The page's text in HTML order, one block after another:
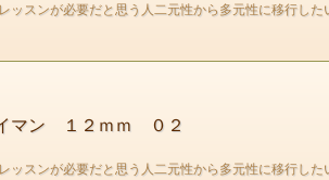
もうひとつグラウンディングや
ッスンが必要だと思う人二元性から多元性に移行し
マン １２ｍｍ ０２
ッスンが必要だと思う人二元性から多元性に移行し